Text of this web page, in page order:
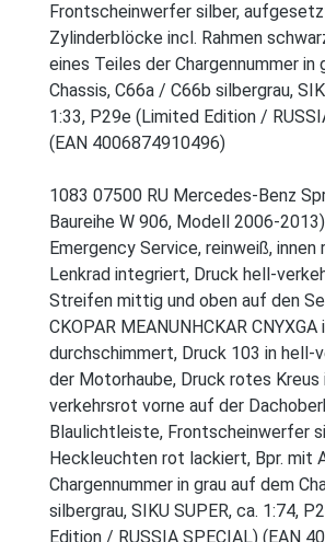
Frontscheinwerfer silber,
Zylinderblöcke incl. Rahmen
eines Teiles der Chargennummer in
Chassis, C66a / C66b silbergrau,
1:33, P29e (Limited Edition /
(EAN 4006874910496)
1083 07500 RU Mercedes-Benz
Baureihe W 906, Modell 2006-
Emergency Service, reinweiß, innen
Lenkrad integriert, Druck hell-
Streifen mittig und oben auf den
CKOPAR MEANUNHCKAR
durchschimmert, Druck 103 in hell-
der Motorhaube, Druck rotes Kreus
verkehrsrot vorne auf der
Blaulichtleiste, Frontscheinwerfer
Heckleuchten rot lackiert, Bpr. mit
Chargennummer in grau auf dem
silbergrau, SIKU SUPER, ca. 1:74,
Edition / RUSSIA SPECIAL) (EAN